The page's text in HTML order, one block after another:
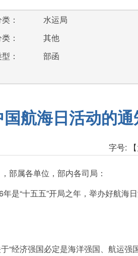
：
水运局
：
其他
：
部函
航海日活动的通
字号:
部属各单位，部内各司局：
是“十五五”开局之年，举办好航海
经济强国必定是海洋强国、航运强